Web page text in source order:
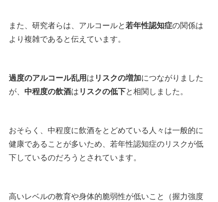
また、研究者らは、アルコールと若年性認知症の関係は
より複雑であると伝えています。
過度のアルコール乱用はリスクの増加につながりました
が、 中程度の飲酒はリスクの低下と相関しました。
おそらく、中程度に飲酒をとどめている人々は一般的に
健康であることが多いため、若年性認知症のリスクが低
下しているのだろうとされています。
高いレベルの教育や身体的脆弱性が低いこと（握力強度